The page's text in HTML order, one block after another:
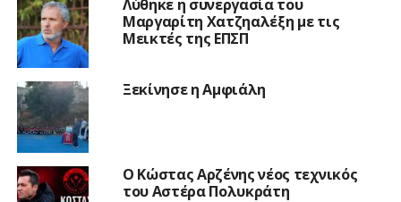
Λύθηκε η συνεργασία του
Μαργαρίτη Χατζηαλέξη με τις
Μεικτές της ΕΠΣΠ
Ξεκίνησε η Αμφιάλη
Ο Κώστας Αρζένης νέος τεχνικός
του Αστέρα Πολυκράτη